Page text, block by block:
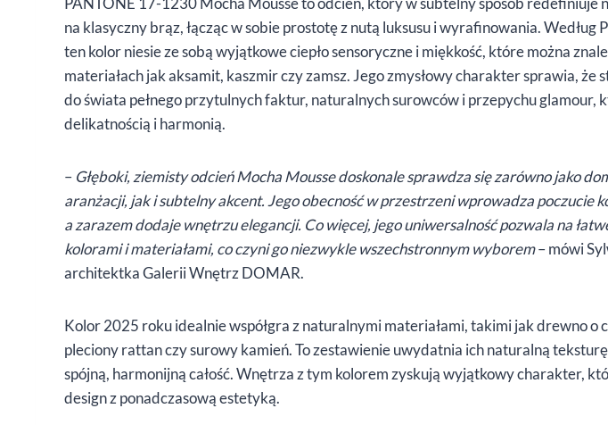
na klasyczny brąz, łącząc w sobie prostotę z nutą luksusu i wyrafinowania. Według
ten kolor niesie ze sobą wyjątkowe ciepło sensoryczne i miękkość, które można
materiałach jak aksamit, kaszmir czy zamsz. Jego zmysłowy charakter sprawia, że
do świata pełnego przytulnych faktur, naturalnych surowców i przepychu glamour,
delikatnością i harmonią.
– Głęboki, ziemisty odcień Mocha Mousse doskonale sprawdza się zarówno jako
aranżacji, jak i subtelny akcent. Jego obecność w przestrzeni wprowadza poczucie
a zarazem dodaje wnętrzu elegancji. Co więcej, jego uniwersalność pozwala na
kolorami i materiałami, co czyni go niezwykle wszechstronnym wyborem– mówi
architektka Galerii Wnętrz DOMAR.
Kolor 2025 roku idealnie współgra z naturalnymi materiałami, takimi jak drewno o
pleciony rattan czy surowy kamień. To zestawienie uwydatnia ich naturalną
spójną, harmonijną całość. Wnętrza z tym kolorem zyskują wyjątkowy charakter,
design z ponadczasową estetyką.